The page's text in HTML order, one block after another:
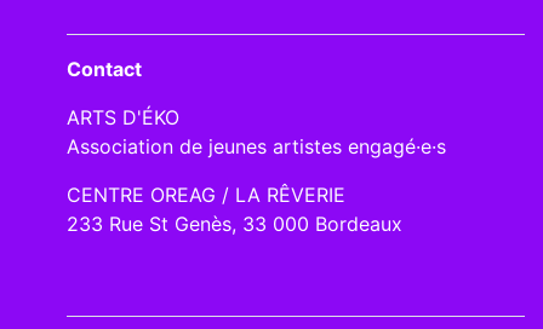
Contact
ARTS D'ÉKO
Association de jeunes artistes engagé·e·s
CENTRE OREAG / LA RÊVERIE
233 Rue St Genès, 33 000 Bordeaux